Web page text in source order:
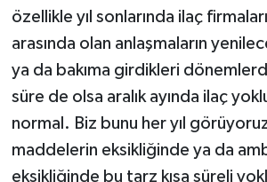
özellikle yıl sonlarında ilaç
arasında olan anlaşmaların
ya da bakıma girdikleri
süre de olsa aralık ayında ilaç
normal. Biz bunu her yıl
maddelerin eksikliğinde ya da
eksikliğinde bu tarz kısa süreli